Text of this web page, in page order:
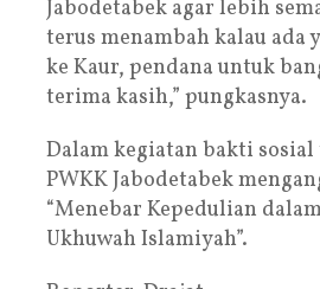
Jabodetabek agar lebih
terus menambah kalau ada
ke Kaur, pendana untuk
terima kasih,” pungkasnya.
Dalam kegiatan bakti
PWKK Jabodetabek
“Menebar Kepedulian
Ukhuwah Islamiyah”.